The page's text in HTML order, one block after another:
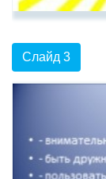
Слайд 3